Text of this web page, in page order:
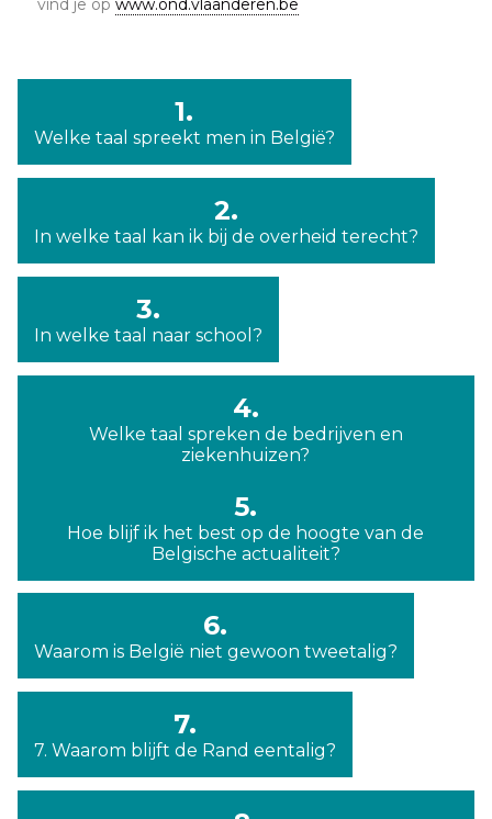
vind je op www.ond.vlaanderen.be
1.
Welke taal spreekt men in België?
2.
In welke taal kan ik bij de overheid terecht?
3.
In welke taal naar school?
4.
Welke taal spreken de bedrijven en
ziekenhuizen?
5.
Hoe blijf ik het best op de hoogte van de
Belgische actualiteit?
6.
Waarom is België niet gewoon tweetalig?
7.
7. Waarom blijft de Rand eentalig?